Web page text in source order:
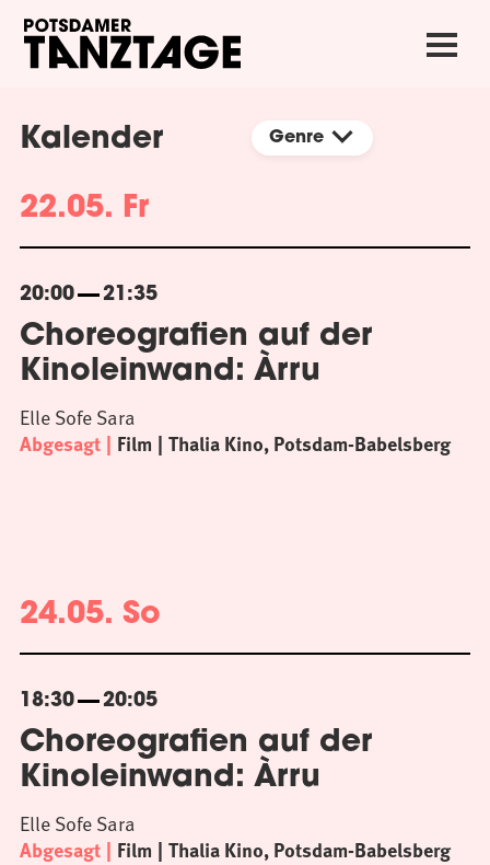
Kalender Genre
22.05. Fr
20:00 21:35
Choreografien auf der
Kinoleinwand: Àrru
Abgesagt Film Thalia Kino, Potsdam-Babelsberg
Elle Sofe Sara
24.05. So
18:30 20:05
Choreografien auf der
Kinoleinwand: Àrru
Abgesagt Film Thalia Kino, Potsdam-Babelsberg
Elle Sofe Sara